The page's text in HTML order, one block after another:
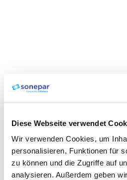
Diese Webseite verwendet
Wir verwenden Cookies, um
personalisieren, Funktionen für
zu können und die Zugriffe auf
analysieren. Außerdem geben